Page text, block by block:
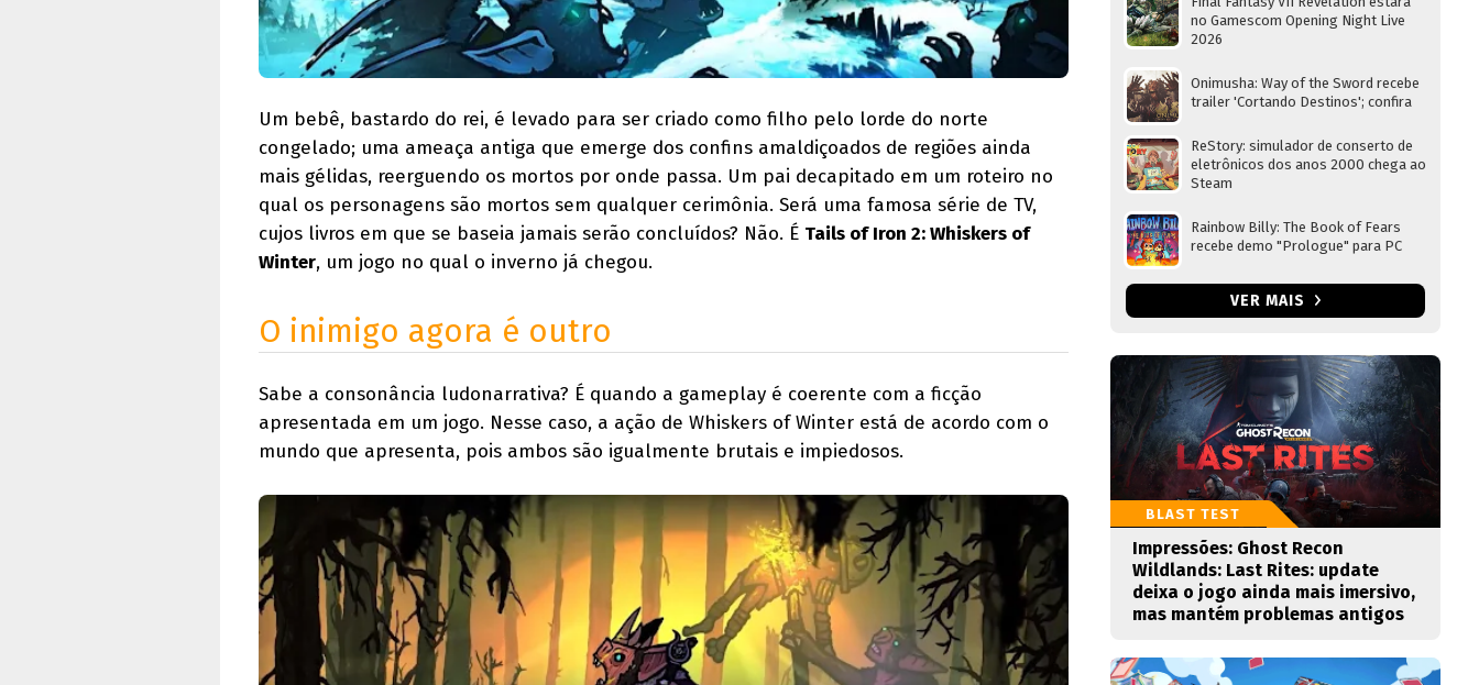
Um bebê, bastardo do rei, é levado para ser criado como filho pelo lorde do norte
congelado; uma ameaça antiga que emerge dos confins amaldiçoados de regiões ainda
mais gélidas, reerguendo os mortos por onde passa. Um pai decapitado em um roteiro no
qual os personagens são mortos sem qualquer cerimônia. Será uma famosa série de TV,
cujos livros em que se baseia jamais serão concluídos? Não. É Tails of Iron 2: Whiskers of
Winter, um jogo no qual o inverno já chegou.
O inimigo agora é outro
Sabe a consonância ludonarrativa? É quando a gameplay é coerente com a ficção
apresentada em um jogo. Nesse caso, a ação de Whiskers of Winter está de acordo com o
mundo que apresenta, pois ambos são igualmente brutais e impiedosos.
no Gamescom Opening Night Live
2026
Onimusha: Way of the Sword recebe
trailer 'Cortando Destinos'; confira
ReStory: simulador de conserto de
eletrônicos dos anos 2000 chega ao
Steam
Rainbow Billy: The Book of Fears
recebe demo "Prologue" para PC
VER MAIS
BLAST TEST
Impressões: Ghost Recon
Wildlands: Last Rites: update
deixa o jogo ainda mais imersivo,
mas mantém problemas antigos